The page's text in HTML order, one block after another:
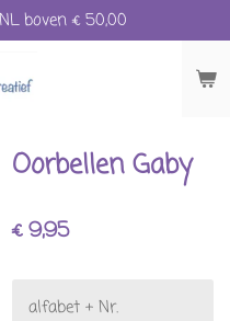
boven € 50,00
Oorbellen Gaby
€ 9,95
alfabet + Nr.